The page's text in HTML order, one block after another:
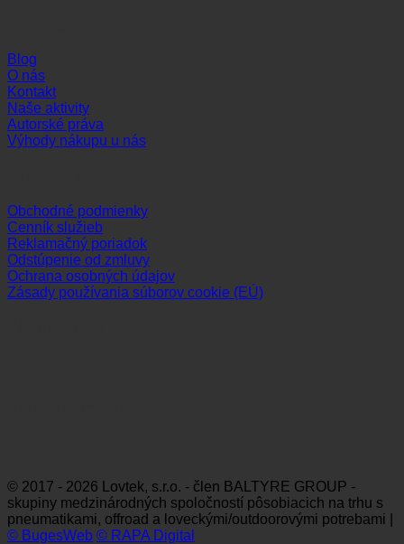
Blog
O nás
Kontakt
Naše aktivity
Autorské práva
Výhody nákupu u nás
Obchodné podmienky
Cenník služieb
Reklamačný poriadok
Odstúpenie od zmluvy
Ochrana osobných údajov
Zásady používania súborov cookie (EÚ)
© 2017 - 2026 Lovtek, s.r.o. - člen BALTYRE GROUP -
skupiny medzinárodných spoločností pôsobiacich na trhu s
pneumatikami, offroad a loveckými/outdoorovými potrebami |
© BugesWeb © RAPA Digital